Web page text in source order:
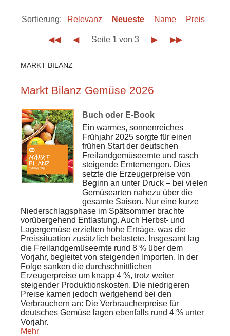
Sortierung: Relevanz Neueste Name Preis
◀◀ ◀ Seite 1 von 3 ▶ ▶▶
MARKT BILANZ
Markt Bilanz Gemüse 2026
Buch oder E-Book
Ein warmes, sonnenreiches
Frühjahr 2025 sorgte für einen
frühen Start der deutschen
Freilandgemüseernte und rasch
steigende Erntemengen. Dies
setzte die Erzeugerpreise von
Beginn an unter Druck – bei vielen
Gemüsearten nahezu über die
gesamte Saison. Nur eine kurze
Niederschlagsphase im Spätsommer brachte
vorübergehend Entlastung. Auch Herbst- und
Lagergemüse erzielten hohe Erträge, was die
Preissituation zusätzlich belastete. Insgesamt lag
die Freilandgemüseernte rund 8 % über dem
Vorjahr, begleitet von steigenden Importen. In der
Folge sanken die durchschnittlichen
Erzeugerpreise um knapp 4 %, trotz weiter
steigender Produktionskosten. Die niedrigeren
Preise kamen jedoch weitgehend bei den
Verbrauchern an: Die Verbraucherpreise für
deutsches Gemüse lagen ebenfalls rund 4 % unter
Vorjahr.
Mehr